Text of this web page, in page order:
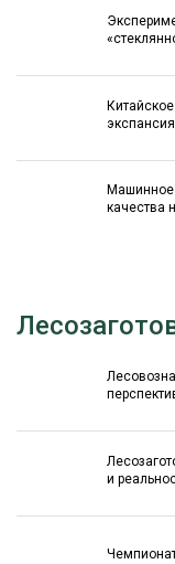
Машинное
качества
и